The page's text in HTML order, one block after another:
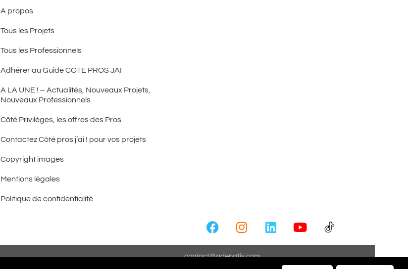
A propos
Tous les Projets
Tous les Professionnels
Adhérer au Guide COTE PROS JAI
A LA UNE ! – Actualités, Nouveaux Projets,
Nouveaux Professionnels
Côté Privilèges, les offres des Pros
Contactez Côté pros j’ai ! pour vos projets
Copyright images
Mentions légales
Politique de confidentialité
contact@adenatis.com